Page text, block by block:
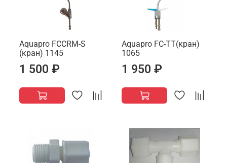
Aquapro FCCRM-S
(кран) 1145
1 500 ₽
Aquapro FC-TT(кран)
1065
1 950 ₽